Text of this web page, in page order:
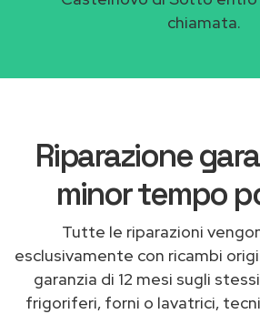
chiamata.
Riparazione
minor tempo
Tutte le riparazioni
esclusivamente con ricambi
garanzia di 12 mesi sugli
frigoriferi, forni o lavatrici,